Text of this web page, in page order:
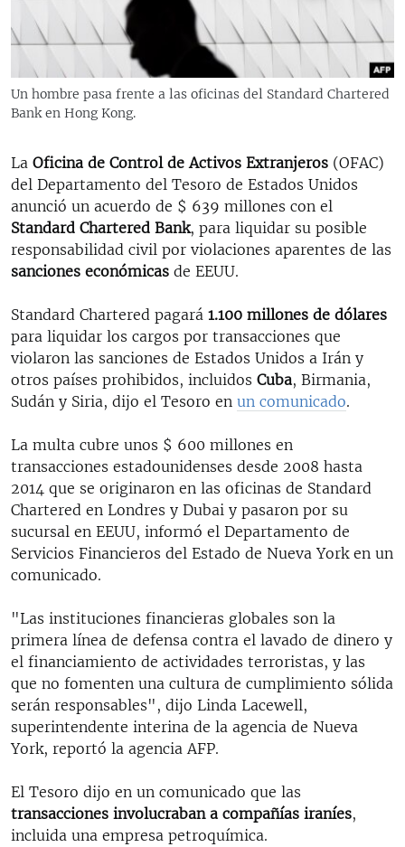
RADIO MARTÍ
ESPECIALES
ESPECIALES
LA REALIDAD DE LA VIVIENDA EN CUBA
KENTU-CUBANO
LOS SANTOS DE HIALEAH
DESINFORMACIÓN RUSA EN AMÉRICA LATINA
LA INVASIÓN DE RUSIA A UCRANIA
MULTIMEDIA
EDITORIALES
SÍGUENOS
Un hombre pasa frente a las oficinas del Standard Chartered
Bank en Hong Kong.
La Oficina de Control de Activos Extranjeros (OFAC)
del Departamento del Tesoro de Estados Unidos
anunció un acuerdo de $ 639 millones con el
Standard Chartered Bank, para liquidar su posible
responsabilidad civil por violaciones aparentes de las
sanciones económicas de EEUU.
Standard Chartered pagará 1.100 millones de dólares
para liquidar los cargos por transacciones que
violaron las sanciones de Estados Unidos a Irán y
otros países prohibidos, incluidos Cuba, Birmania,
Sudán y Siria, dijo el Tesoro en un comunicado.
La multa cubre unos $ 600 millones en
transacciones estadounidenses desde 2008 hasta
2014 que se originaron en las oficinas de Standard
Chartered en Londres y Dubai y pasaron por su
sucursal en EEUU, informó el Departamento de
Servicios Financieros del Estado de Nueva York en un
comunicado.
"Las instituciones financieras globales son la
primera línea de defensa contra el lavado de dinero y
el financiamiento de actividades terroristas, y las
que no fomenten una cultura de cumplimiento sólida
serán responsables", dijo Linda Lacewell,
superintendente interina de la agencia de Nueva
York, reportó la agencia AFP.
El Tesoro dijo en un comunicado que las
transacciones involucraban a compañías iraníes,
incluida una empresa petroquímica.